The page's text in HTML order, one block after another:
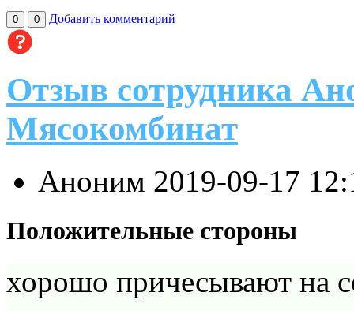
0 0 Добавить комментарий
Отзыв сотрудника
Мясокомбинат
Аноним 2019-09-17
Положительные стороны
хорошо причесывают на